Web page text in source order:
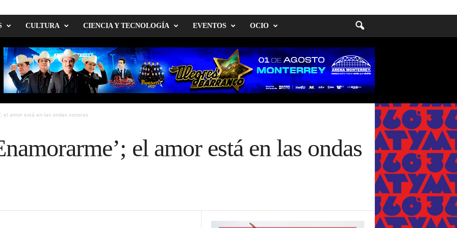
CULTURA CIENCIA Y TECNOLOGÍA EVENTOS OCIO
el amor está en las ondas sonoras
el amor está en las ondas